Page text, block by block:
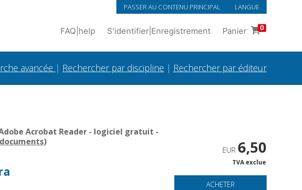
PASSER AU CONTENU PRINCIPAL LANGUE
FAQ help S'identifier Enregistrement Panier 0
avancée | Rechercher par discipline | Rechercher par éditeur
Acrobat Reader - logiciel gratuit -
)
EUR 6,50
TVA exclue
ACHETER